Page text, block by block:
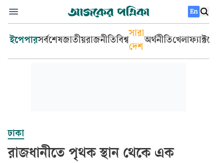
En
ইপেপারসর্বশেষজাতীয়রাজনীতিবিশ্ব
সারা
দেশ
অর্থনীতিখেলা
ঢাকা
রাজধানীতে পৃথক স্থান থেকে এক